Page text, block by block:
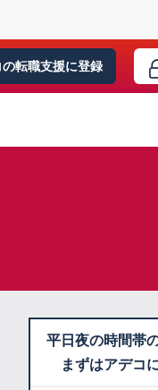
の転職支援に登録
平日夜の時間帯
まずはアデコ